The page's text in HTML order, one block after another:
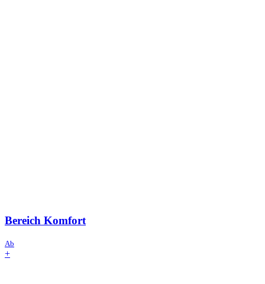
Bereich Komfort
Ab
+